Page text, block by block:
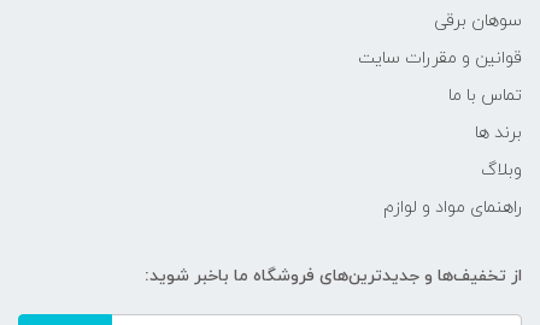
سوهان برقی
قوانین و مقررات سایت
تماس با ما
برند ها
وبلاگ
راهنمای مواد و لوازم
از تخفیف‌ها و جدیدترین‌های فروشگاه ما باخبر شوید: